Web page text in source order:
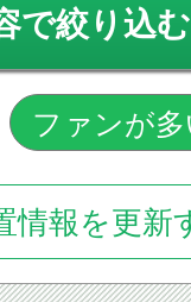
で絞り込む
情報を更新